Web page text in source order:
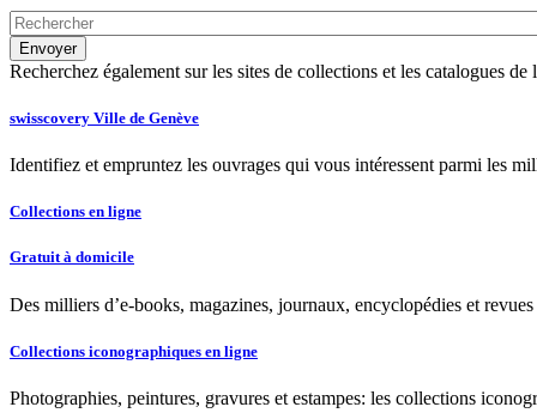
Recherchez également sur les sites de collections et les catalogues
swisscovery Ville de Genève
Identifiez et empruntez les ouvrages qui vous intéressent parmi les
Collections en ligne
Gratuit à domicile
Des milliers d’e-books, magazines, journaux, encyclopédies et
Collections iconographiques en ligne
Photographies, peintures, gravures et estampes: les collections